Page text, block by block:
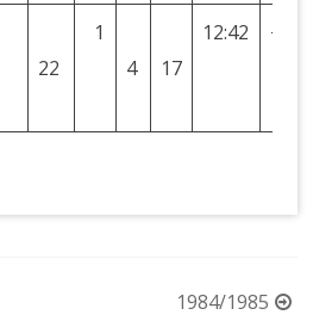
22
1
4
17
12:42 −30
1984/1985